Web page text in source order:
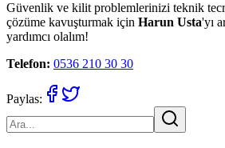
Güvenlik ve kilit problemlerinizi teknik
çözüme kavuşturmak için Harun Usta'yı
yardımcı olalım!
Telefon: 0536 210 30 30
Paylas: